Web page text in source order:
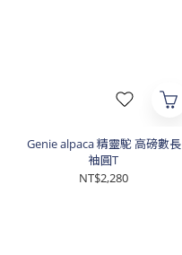
Genie alpaca 精靈駝 高磅數長
袖圓T
NT$2,280